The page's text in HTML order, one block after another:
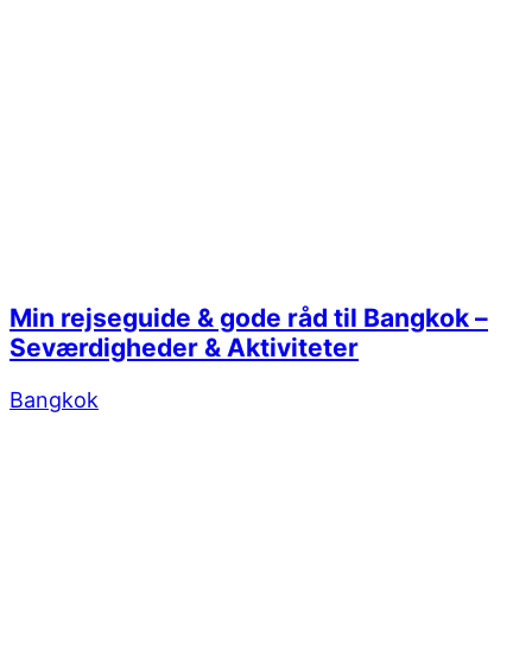
Min rejseguide & gode råd til Bangkok –
Seværdigheder & Aktiviteter
Bangkok